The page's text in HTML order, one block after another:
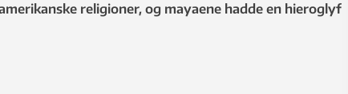
religioner, og mayaene hadde en hieroglyf